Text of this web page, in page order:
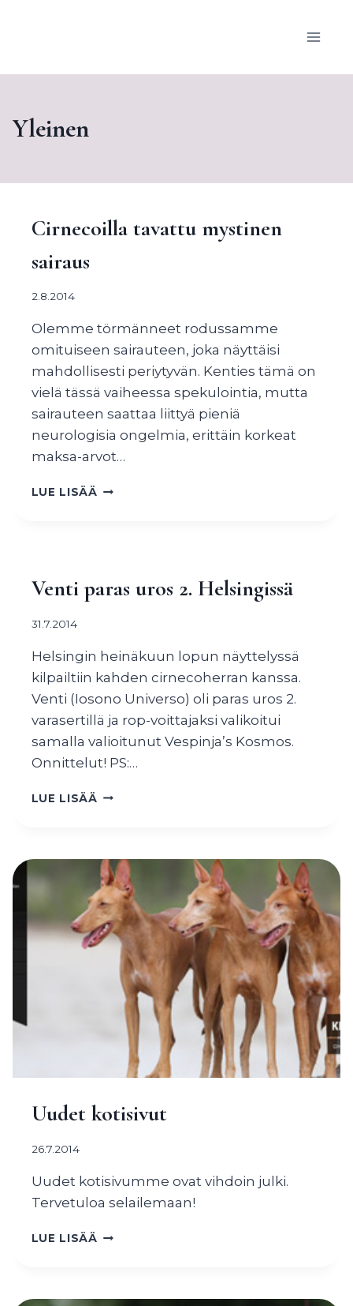
Yleinen
Cirnecoilla tavattu mystinen
sairaus
2.8.2014
Olemme törmänneet rodussamme
omituiseen sairauteen, joka näyttäisi
mahdollisesti periytyvän. Kenties tämä on
vielä tässä vaiheessa spekulointia, mutta
sairauteen saattaa liittyä pieniä
neurologisia ongelmia, erittäin korkeat
maksa-arvot…
LUE LISÄÄ CIRNECOILLA
Venti paras uros 2. Helsingissä
31.7.2014
Helsingin heinäkuun lopun näyttelyssä
kilpailtiin kahden cirnecoherran kanssa.
Venti (Iosono Universo) oli paras uros 2.
varasertillä ja rop-voittajaksi valikoitui
samalla valioitunut Vespinja’s Kosmos.
Onnittelut! PS:…
LUE LISÄÄ VENTI
HELSINGISSÄ
Uudet kotisivut
26.7.2014
Uudet kotisivumme ovat vihdoin julki.
Tervetuloa selailemaan!
LUE LISÄÄ UUDET